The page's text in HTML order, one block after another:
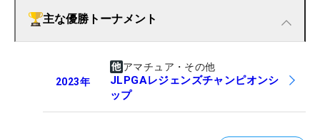
主な優勝トーナメント
2023年
アマチュア・その他
JLPGAレジェンズチャンピオンシ
ップ